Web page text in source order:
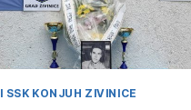
KONJUH ZIVINICE